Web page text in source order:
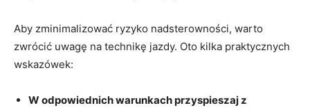
Aby​ zminimalizować ryzyko nadsterowności, warto
zwrócić uwagę ⁢na ​technikę jazdy. Oto kilka praktycznych​
wskazówek:
W odpowiednich warunkach ‌przyspieszaj z⁣